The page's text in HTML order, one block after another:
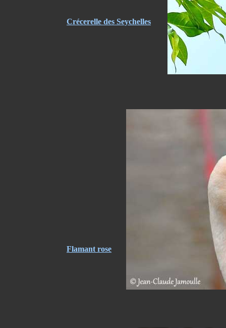
Crécerelle des Seychelles
Flamant rose